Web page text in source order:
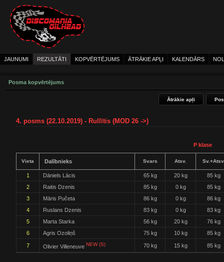
JAUNUMI REZULTĀTI KOPVĒRTĒJUMS ĀTRĀKIE APĻI KALENDĀRS
Posma kopvērtējums
Ātrākie apļi
4. posms (22.10.2019) - Rullītis (MOD 26 ->)
P klase
Vieta Dalībnieks Svars Atsv.
1 Dāniels Lācis 65 kg 20 kg
85 kg
2
Raitis Dzenis 85 kg 0 kg
85 kg
3
Māris Pučeta 86 kg 0 kg
86 kg
4
Ruslans Dzenis 83 kg 0 kg
83 kg
5
Marta Starka 56 kg 20 kg
76 kg
6
Agris Ozoliņš 75 kg 10 kg 85 kg
7 Olivier Villeneuve NEW (S) 70 kg 15 kg 85 kg